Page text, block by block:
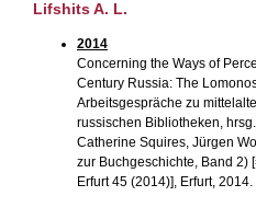
Lifshits A. L.
2014
Concerning the Ways of
Century Russia: The
Arbeitsgespräche zu
russischen Bibliotheken,
Catherine Squires, Jürgen
zur Buchgeschichte, Band 2)
Erfurt 45 (2014)], Erfurt, 2014.